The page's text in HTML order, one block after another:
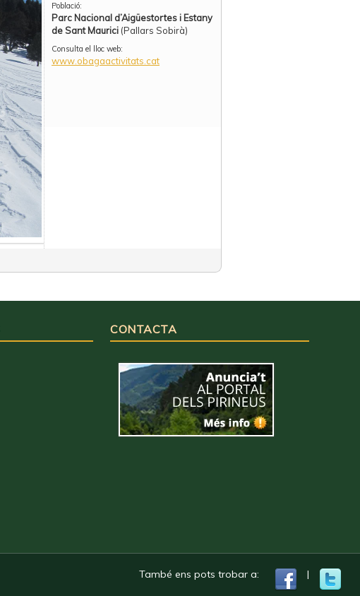
Població:
Parc Nacional d’Aigüestortes i Estany
de Sant Maurici (Pallars Sobirà)
Consulta el lloc web:
www.obagaactivitats.cat
CONTACTA
També ens pots trobar a: |